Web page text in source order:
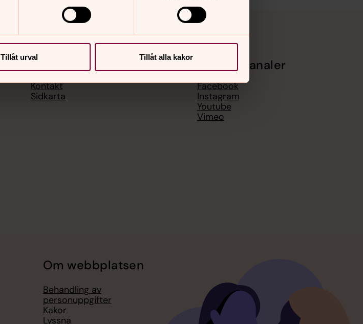
Tillåt urval Tillåt alla kakor
Hitta snabbt
Kontakt
Sidkarta
Sociala kanaler
Facebook
Instagram
Youtube
Vimeo
Om webbplatsen
Behandling av
personuppgifter
Kakor
Lyssna